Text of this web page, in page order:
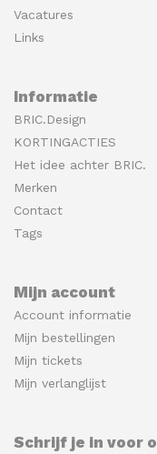
Vacatures
Links
Informatie
BRIC.Design
KORTINGACTIES
Het idee achter BRIC.
Merken
Contact
Tags
Mijn account
Account informatie
Mijn bestellingen
Mijn tickets
Mijn verlanglijst
Schrijf je in voor